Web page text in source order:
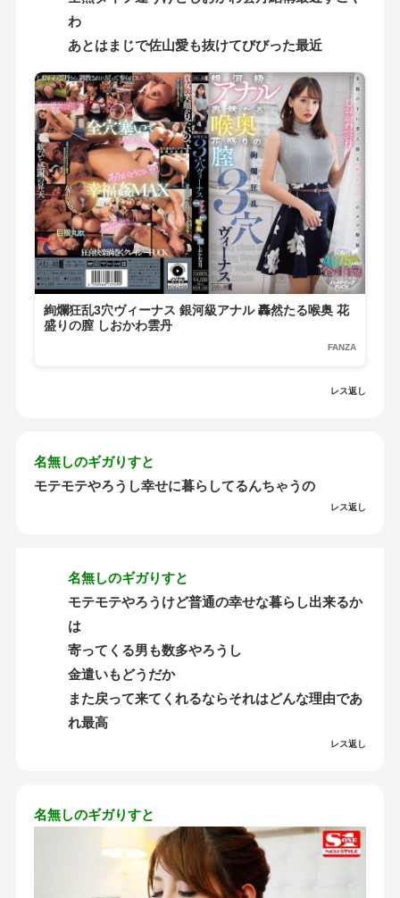
わ
あとはまじで佐山愛も抜けてびびった最近
絢爛狂乱3穴ヴィーナス 銀河級アナル 轟然たる喉奥 花
盛りの膣 しおかわ雲丹
FANZA
レス返し
名無しのギガりすと
モテモテやろうし幸せに暮らしてるんちゃうの
レス返し
名無しのギガりすと
モテモテやろうけど普通の幸せな暮らし出来るか
は
寄ってくる男も数多やろうし
金遣いもどうだか
また戻って来てくれるならそれはどんな理由であ
れ最高
レス返し
名無しのギガりすと